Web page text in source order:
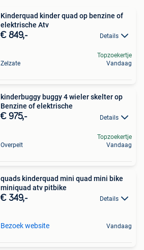
Kinderquad kinder quad op benzine of
elektrische Atv
€ 849,- Details
Zelzate
Topzoekertje
Vandaag
kinderbuggy buggy 4 wieler skelter op
Benzine of elektrische
€ 975,- Details
Overpelt
Topzoekertje
Vandaag
quads kinderquad mini quad mini bike
miniquad atv pitbike
€ 349,- Details
Bezoek website Vandaag